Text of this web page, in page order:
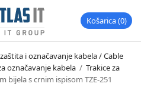
Košarica 0
i označavanje kabela / Cable
označavanje kabela / Trakice za
bijela s crnim ispisom TZE-251